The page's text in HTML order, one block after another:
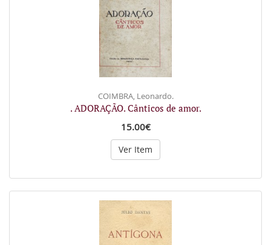
COIMBRA, Leonardo.
. ADORAÇÃO. Cânticos de amor.
15.00€
Ver Item